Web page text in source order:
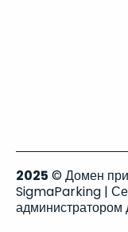
2025 © Домен
SigmaParking |